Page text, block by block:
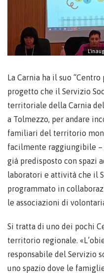
La Carnia ha il suo
progetto che il Servizio
territoriale della Carnia
a Tolmezzo, per andare
familiari del territorio
facilmente raggiungibile
già predisposto con spazi
laboratori e attività che il
programmato in
le associazioni di
Si tratta di uno dei pochi
territorio regionale.
responsabile del Servizio
uno spazio dove le